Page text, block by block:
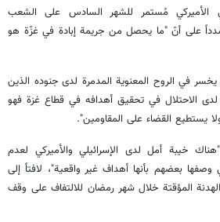
الأميركي مُستمر للشهر السادس على الشعب
على أنّ "ما يحصل من جريمة إبادة في غزّة هو
في الروح المعنوية المدمرة لدى جنوده الذين
الاحتلال في تحقيق أهدافه في قطاع غزة فهو
يستطيع القضاء على المقاومين".
خيبة أمل لدى الإسرائيلي والأميركي لعدم
بعضهم بأنها أهداف غير واقعية"، لافتاً إلى
المؤقتة خلال شهر رمضان للالتفاف على وقف